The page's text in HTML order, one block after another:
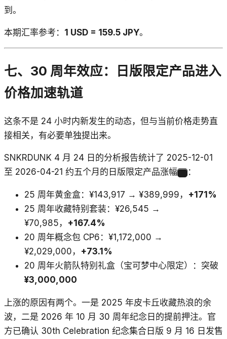
到。
本期汇率参考： 1 USD = 159.5 JPY。
七、30 周年效应：日版限定产品进入
价格加速轨道
这条不是 24 小时内新发生的动态，但与当前价格走势直
接相关，有必要单独提出来。
SNKRDUNK 4 月 24 日的分析报告统计了 2025-12-01
至 2026-04-21 约五个月的日版限定产品涨幅
：
25 周年黄金盒：¥143,917 → ¥389,999， +171%
25 周年收藏特别套装：¥26,545 →
¥70,985， +167.4%
20 周年概念包 CP6：¥1,172,000 →
¥2,029,000， +73.1%
20 周年火箭队特别礼盒（宝可梦中心限定）：突破
¥3,000,000
上涨的原因有两个。一是 2025 年皮卡丘收藏热浪的余
波，二是 2026 年 10 月 30 周年纪念日的提前押注。官
方已确认 30th Celebration 纪念集合日版 9 月 16 日发售